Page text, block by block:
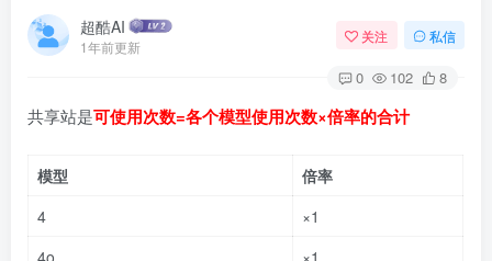
超酷AI
1年前更新
关注 私信
0 102 8
共享站是可使用次数=各个模型使用次数×倍率的合计
模型
倍率
4
×1
4o
×1